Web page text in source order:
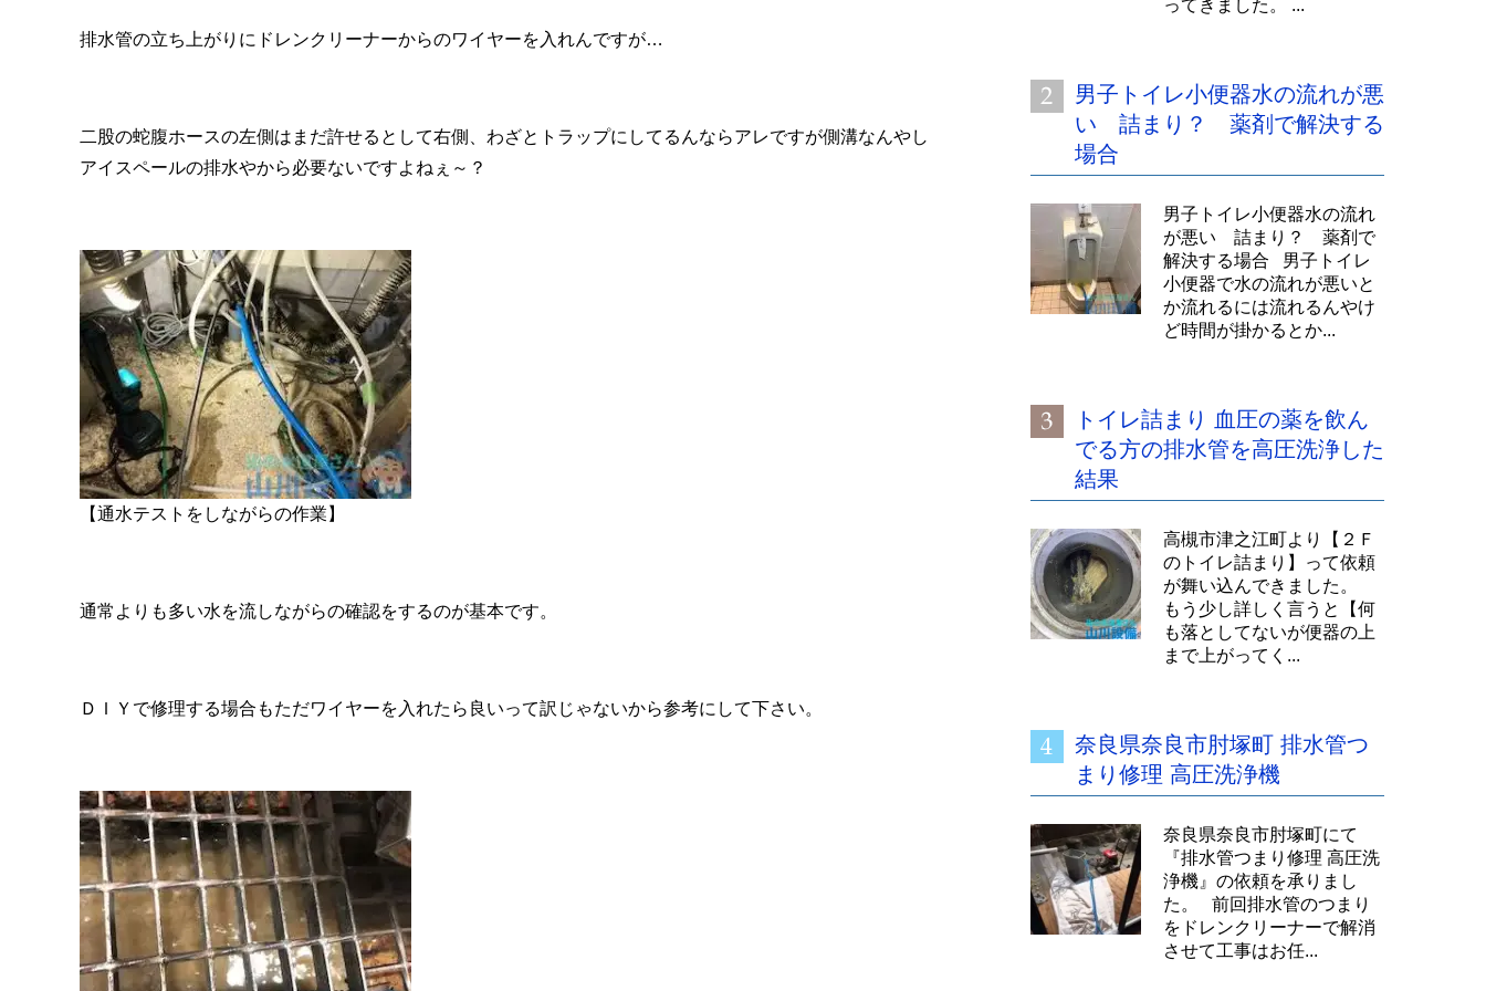
排水管の立ち上がりにドレンクリーナーからのワイヤーを入れんですが…
二股の蛇腹ホースの左側はまだ許せるとして右側、わざとトラップにしてるんならアレですが側溝なんやし
アイスペールの排水やから必要ないですよねぇ～？
【通水テストをしながらの作業】
通常よりも多い水を流しながらの確認をするのが基本です。
ＤＩＹで修理する場合もただワイヤーを入れたら良いって訳じゃないから参考にして下さい。
ってきました。 ...
男子トイレ小便器水の流れが悪
い 詰まり？ 薬剤で解決する
場合
男子トイレ小便器水の流れ
が悪い 詰まり？ 薬剤で
解決する場合 男子トイレ
小便器で水の流れが悪いと
か流れるには流れるんやけ
ど時間が掛かるとか...
トイレ詰まり 血圧の薬を飲ん
でる方の排水管を高圧洗浄した
結果
高槻市津之江町より【２Ｆ
のトイレ詰まり】って依頼
が舞い込んできました。
もう少し詳しく言うと【何
も落としてないが便器の上
まで上がってく...
奈良県奈良市肘塚町 排水管つ
まり修理 高圧洗浄機
奈良県奈良市肘塚町にて
『排水管つまり修理 高圧洗
浄機』の依頼を承りまし
た。 前回排水管のつまり
をドレンクリーナーで解消
させて工事はお任...